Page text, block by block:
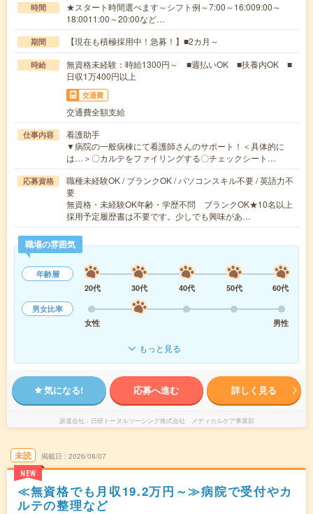
時間
★スタート時間選べます～シフト例～7:00～16:009:00～
18:0011:00～20:00など…
期間 【現在も積極採用中！急募！】■2カ月～
時給
無資格未経験：時給1300円～ ■週払いOK ■扶養内OK ■
日収1万400円以上
交通費
交通費全額支給
仕事内容
看護助手
▼病院の一般病棟にて看護師さんのサポート！＜具体的に
は…＞〇カルテをファイリングする〇チェックシート…
応募資格
職種未経験OK / ブランクOK / パソコンスキル不要 / 英語力不
要
無資格・未経験OK年齢・学歴不問 ブランクOK★10名以上
採用予定履歴書は不要です。少しでも興味があ…
職場の雰囲気
年齢層
20代
30代 40代 50代
60代
男女比率
女性
男性
もっと見る
気になる! 応募へ進む 詳しく見る
派遣会社 日研トータルソーシング株式会社 メディカルケア事業部
未読
NEW
掲載日 2026/08/07
≪無資格でも月収19.2万円～≫病院で受付やカ
ルテの整理など